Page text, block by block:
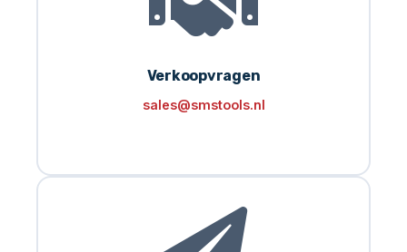
Verkoopvragen
sales@smstools.nl